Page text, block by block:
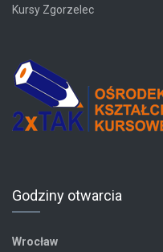
Kursy Zgorzelec
Godziny otwarcia
Wrocław